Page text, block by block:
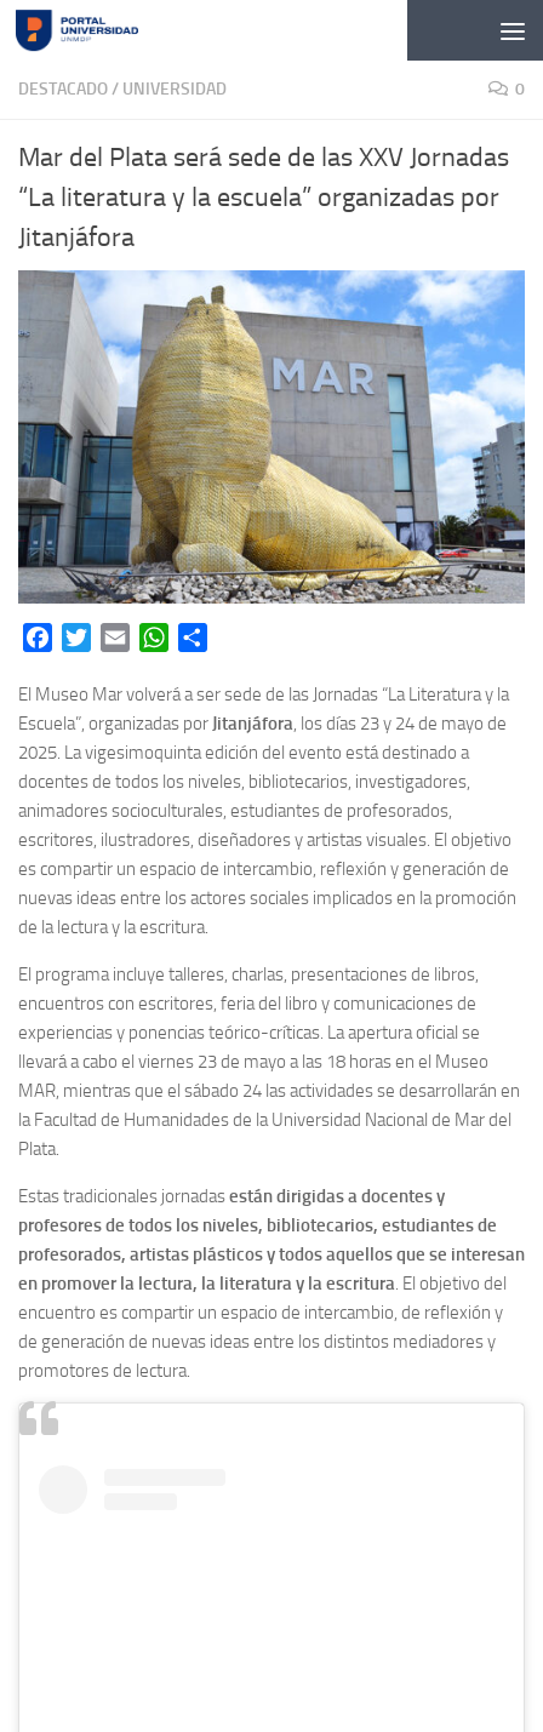
Skip to content
DESTACADO/ UNIVERSIDAD 0
Mar del Plata será sede de las XXV Jornadas
“La literatura y la escuela” organizadas por
Jitanjáfora
FacebookTwitterEmail WhatsApp
El Museo Mar volverá a ser sede de las Jornadas “La Literatura y la
Escuela”, organizadas por Jitanjáfora, los días 23 y 24 de mayo de
2025. La vigesimoquinta edición del evento está destinado a
docentes de todos los niveles, bibliotecarios, investigadores,
animadores socioculturales, estudiantes de profesorados,
escritores, ilustradores, diseñadores y artistas visuales. El objetivo
es compartir un espacio de intercambio, reflexión y generación de
nuevas ideas entre los actores sociales implicados en la promoción
de la lectura y la escritura.
El programa incluye talleres, charlas, presentaciones de libros,
encuentros con escritores, feria del libro y comunicaciones de
experiencias y ponencias teórico-críticas. La apertura oficial se
llevará a cabo el viernes 23 de mayo a las 18 horas en el Museo
MAR, mientras que el sábado 24 las actividades se desarrollarán en
la Facultad de Humanidades de la Universidad Nacional de Mar del
Plata.
Estas tradicionales jornadasestán dirigidas a docentes y
profesores de todos los niveles, bibliotecarios, estudiantes de
profesorados, artistas plásticos y todos aquellos que se interesan
en promover la lectura, la literatura y la escritura. El objetivo del
encuentro es compartir un espacio de intercambio, de reflexión y
de generación de nuevas ideas entre los distintos mediadores y
promotores de lectura.